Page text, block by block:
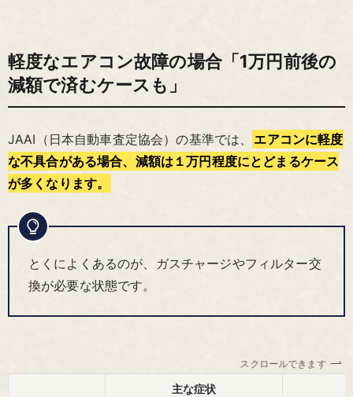
軽度なエアコン故障の場合「1万円前後の
減額で済むケースも」
JAAI（日本自動車査定協会）の基準では、
エアコンに軽度
な不具合がある場合、減額は１万円程度にとどまるケース
が多くなります。
とくによくあるのが、ガスチャージやフィルター交
換が必要な状態です。
スクロールできます
主な症状